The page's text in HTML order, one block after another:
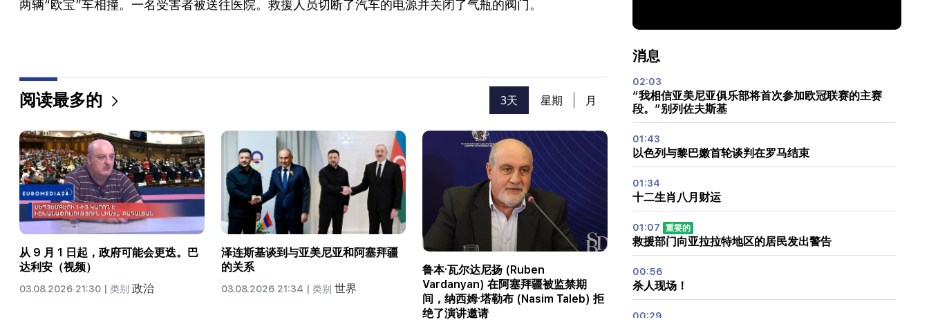
两辆“欧宝”车相撞。一名受害者被送往医院。救援人员切断了汽车的电源并关闭了气瓶的阀门。
阅读最多的 3天 星期 月
从 9 月 1 日起，政府可能会更迭。巴
达利安（视频）
03.08.2026 21:30 | 类别 政治
泽连斯基谈到与亚美尼亚和阿塞拜疆
的关系
03.08.2026 21:34 | 类别 世界
鲁本·瓦尔达尼扬 (Ruben
Vardanyan) 在阿塞拜疆被监禁期
间，纳西姆·塔勒布 (Nasim Taleb) 拒
绝了演讲邀请
消息
02:03
“我相信亚美尼亚俱乐部将首次参加欧冠联赛的主赛
段。”别列佐夫斯基
01:43
以色列与黎巴嫩首轮谈判在罗马结束
01:34
十二生肖八月财运
01:07 重要的
救援部门向亚拉拉特地区的居民发出警告
00:56
杀人现场！
00:29